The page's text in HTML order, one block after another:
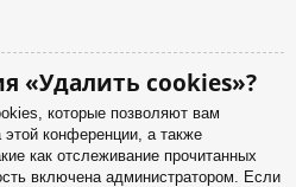
«Удалить cookies»?
которые позволяют вам
этой конференции, а также
как отслеживание прочитанных
включена администратором. Если